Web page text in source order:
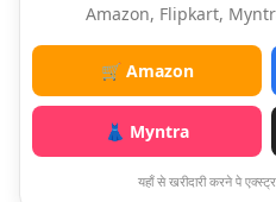
Amazon, Flipkart,
🛒 Amazon
👗 Myntra
यहाँ से खरीदारी करने पे